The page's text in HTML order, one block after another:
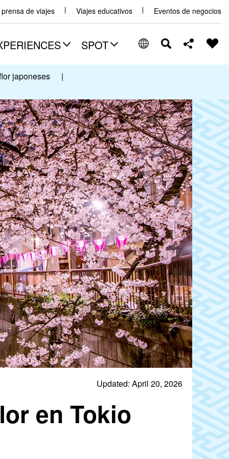
de viajes Viajes educativos Eventos de negocios
SPOT
japoneses |
Updated: April 20, 2026
en Tokio